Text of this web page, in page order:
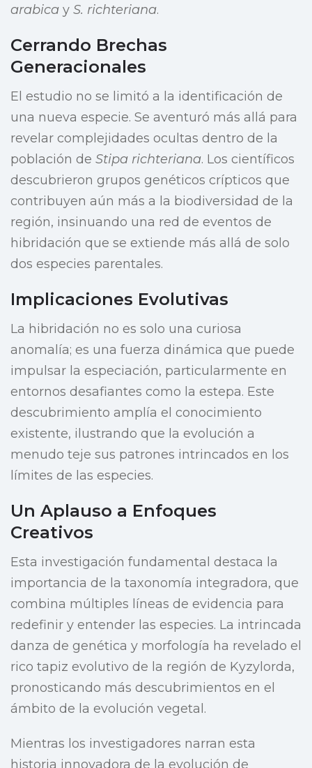
arabica y S. richteriana.
Cerrando Brechas
Generacionales
El estudio no se limitó a la identificación de
una nueva especie. Se aventuró más allá para
revelar complejidades ocultas dentro de la
población de Stipa richteriana. Los científicos
descubrieron grupos genéticos crípticos que
contribuyen aún más a la biodiversidad de la
región, insinuando una red de eventos de
hibridación que se extiende más allá de solo
dos especies parentales.
Implicaciones Evolutivas
La hibridación no es solo una curiosa
anomalía; es una fuerza dinámica que puede
impulsar la especiación, particularmente en
entornos desafiantes como la estepa. Este
descubrimiento amplía el conocimiento
existente, ilustrando que la evolución a
menudo teje sus patrones intrincados en los
límites de las especies.
Un Aplauso a Enfoques
Creativos
Esta investigación fundamental destaca la
importancia de la taxonomía integradora, que
combina múltiples líneas de evidencia para
redefinir y entender las especies. La intrincada
danza de genética y morfología ha revelado el
rico tapiz evolutivo de la región de Kyzylorda,
pronosticando más descubrimientos en el
ámbito de la evolución vegetal.
Mientras los investigadores narran esta
historia innovadora de la evolución de